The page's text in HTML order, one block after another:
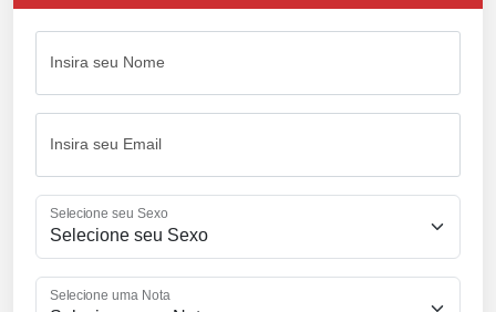
Insira seu Nome
Insira seu Email
Selecione seu Sexo
Selecione uma Nota